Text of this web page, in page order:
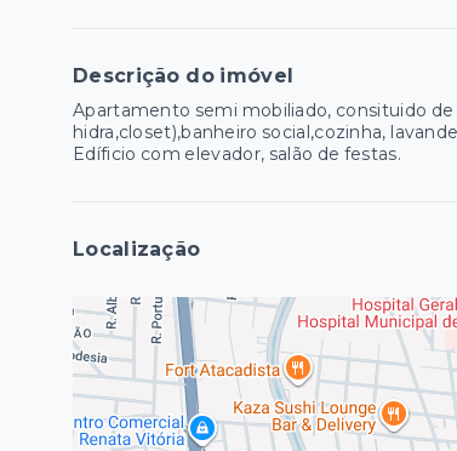
Descrição do imóvel
Apartamento semi mobiliado, consituido
hidra,closet),banheiro social,cozinha,
Edíficio com elevador, salão de festas.
Localização